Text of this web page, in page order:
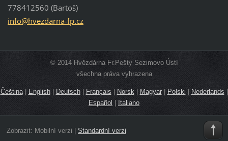
778412560 (Bartoš)
info@hvezdarna-fp.cz
© 2014 Hvězdárna Fr.Pešty Sezimovo Ústí
všechna práva vyhrazena
Čeština| English|Deutsch| Français Norsk| Magyar| Polski Nederlands
Español
Italiano
Zobrazit: Mobilní verzi Standardní verzi